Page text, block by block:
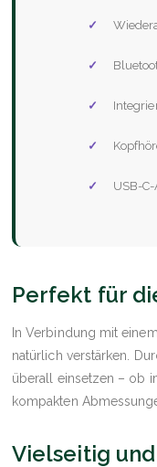
USB-
Perfekt für
In Verbindung mit
natürlich verstärken.
überall einsetzen – ob
kompakten
Vielseitig